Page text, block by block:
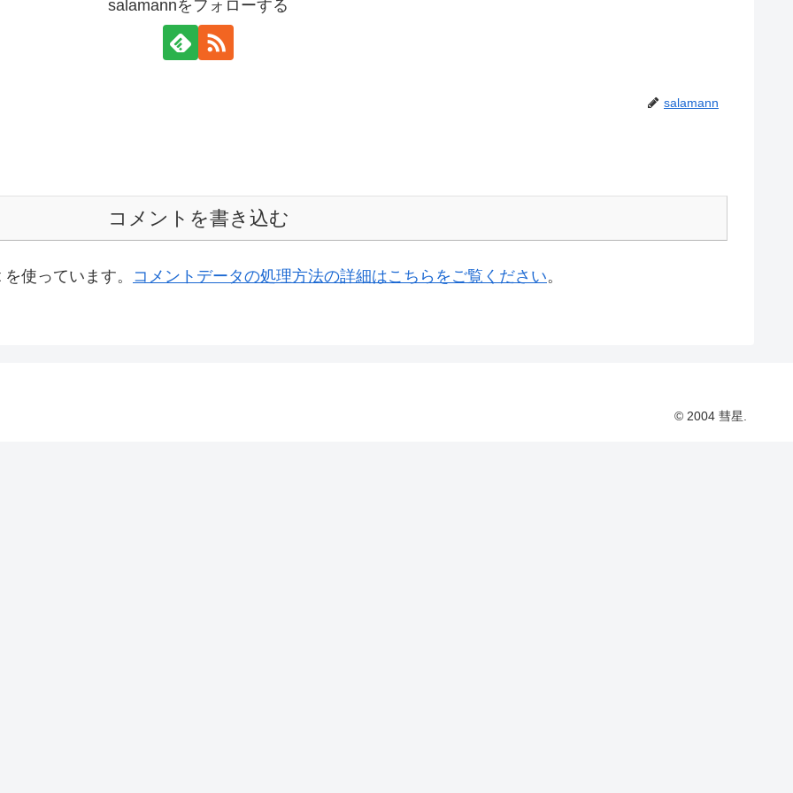
salamannをフォローする
salamann
コメントを書き込む
使っています。 コメントデータの処理方法の詳細はこちらをご覧ください。
© 2004 彗星.